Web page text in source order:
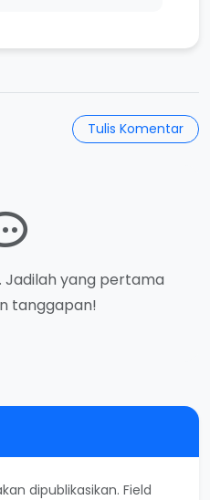
Tulis Komentar
Jadilah yang pertama
tanggapan!
dipublikasikan. Field